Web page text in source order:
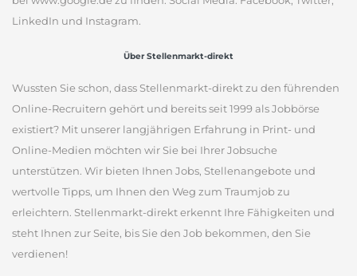
LinkedIn und Instagram.
Über Stellenmarkt-direkt
Wussten Sie schon, dass Stellenmarkt-direkt zu den führenden
Online-Recruitern gehört und bereits seit 1999 als Jobbörse
existiert? Mit unserer langjährigen Erfahrung in Print- und
Online-Medien möchten wir Sie bei Ihrer Jobsuche
unterstützen. Wir bieten Ihnen Jobs, Stellenangebote und
wertvolle Tipps, um Ihnen den Weg zum Traumjob zu
erleichtern. Stellenmarkt-direkt erkennt Ihre Fähigkeiten und
steht Ihnen zur Seite, bis Sie den Job bekommen, den Sie
verdienen!